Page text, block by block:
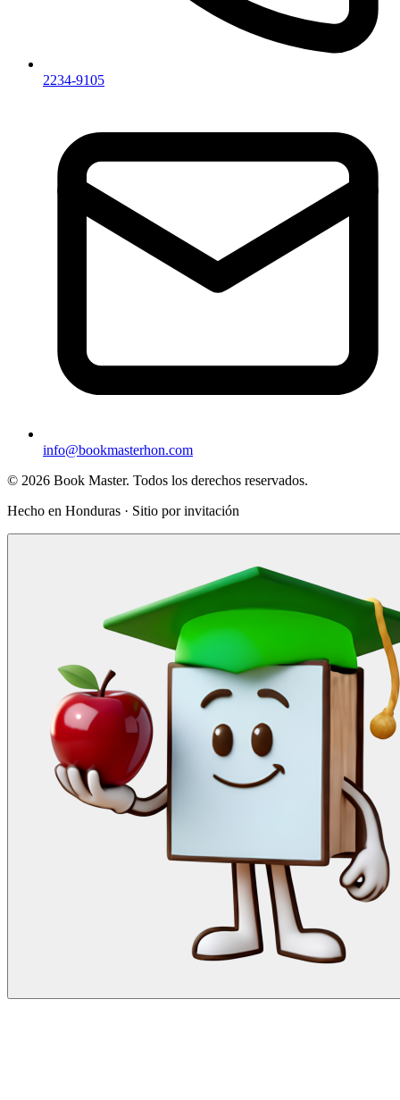
2234-9105
info@bookmasterhon.com
© 2026 Book Master. Todos los derechos reservados.
Hecho en Honduras · Sitio por invitación